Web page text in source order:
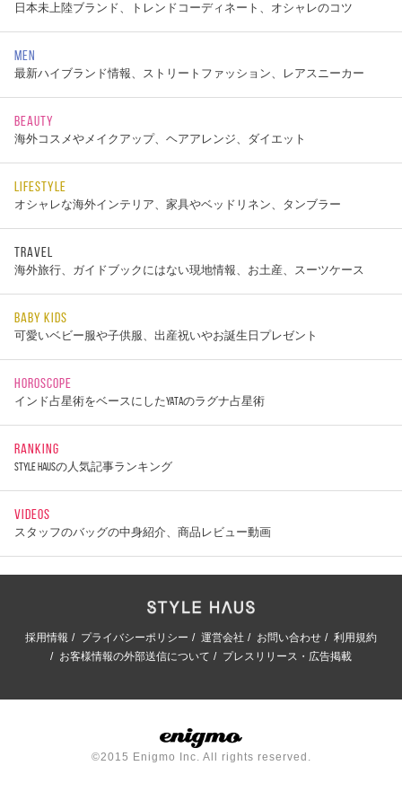
日本未上陸ブランド、トレンドコーディネート、オシャレのコツ
MEN
最新ハイブランド情報、ストリートファッション、レアスニーカー
BEAUTY
海外コスメやメイクアップ、ヘアアレンジ、ダイエット
LIFESTYLE
オシャレな海外インテリア、家具やベッドリネン、タンブラー
TRAVEL
海外旅行、ガイドブックにはない現地情報、お土産、スーツケース
BABY KIDS
可愛いベビー服や子供服、出産祝いやお誕生日プレゼント
HOROSCOPE
インド占星術をベースにしたYATAのラグナ占星術
RANKING
STYLE HAUSの人気記事ランキング
VIDEOS
スタッフのバッグの中身紹介、商品レビュー動画
採用情報 プライバシーポリシー 運営会社 お問い合わせ
利用規約
お客様情報の外部送信について
プレスリリース・広告掲載
©2015 Enigmo Inc. All rights reserved.